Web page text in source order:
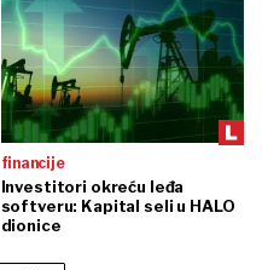
financije
Investitori okreću leđa
softveru: Kapital seli u HALO
dionice